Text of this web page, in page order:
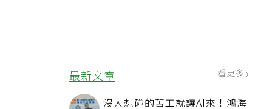
最新文章 看更多